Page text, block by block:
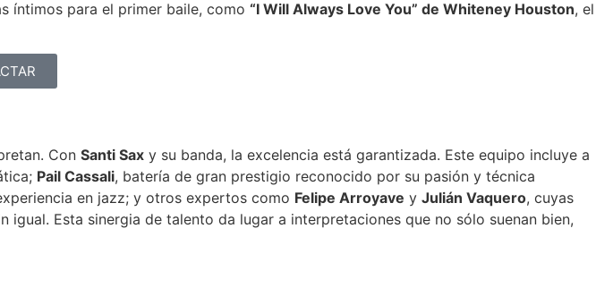
íntimos para el primer baile, como “I Will Always Love You” de Whiteney Houston, el
Con Santi Sax y su banda, la excelencia está garantizada. Este equipo incluye a
Pail Cassali, batería de gran prestigio reconocido por su pasión y técnica
en jazz; y otros expertos como Felipe Arroyave y Julián Vaquero, cuyas
Esta sinergia de talento da lugar a interpretaciones que no sólo suenan bien,